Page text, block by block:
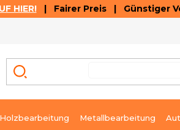
HIER!| Fairer Preis | Günstiger
Holzbearbeitung Metallbearbeitung